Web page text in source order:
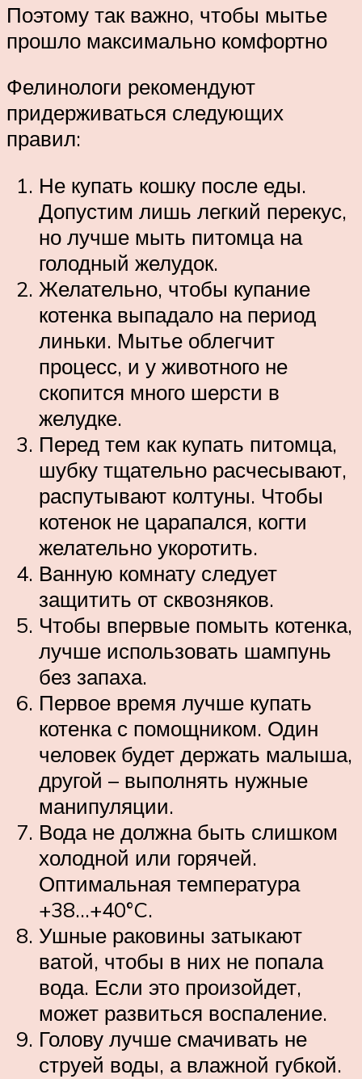
Поэтому так важно, чтобы мытье
прошло максимально комфортно
Фелинологи рекомендуют
придерживаться следующих
правил:
Не купать кошку после еды.
Допустим лишь легкий перекус,
но лучше мыть питомца на
голодный желудок.
Желательно, чтобы купание
котенка выпадало на период
линьки. Мытье облегчит
процесс, и у животного не
скопится много шерсти в
желудке.
Перед тем как купать питомца,
шубку тщательно расчесывают,
распутывают колтуны. Чтобы
котенок не царапался, когти
желательно укоротить.
Ванную комнату следует
защитить от сквозняков.
Чтобы впервые помыть котенка,
лучше использовать шампунь
без запаха.
Первое время лучше купать
котенка с помощником. Один
человек будет держать малыша,
другой – выполнять нужные
манипуляции.
Вода не должна быть слишком
холодной или горячей.
Оптимальная температура
+38…+40°C.
Ушные раковины затыкают
ватой, чтобы в них не попала
вода. Если это произойдет,
может развиться воспаление.
Голову лучше смачивать не
струей воды, а влажной губкой.